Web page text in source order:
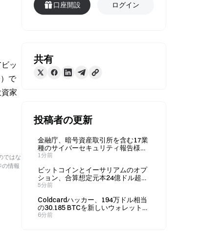
ッ
で
家
ではな
の情報
口座開設 ログイン
共有
投稿者の更新
金融庁、暗号資産取引所を含む17業
種のサイバーセキュリティ報告様式
を統一
1分前
ビットコインとイーサリアムのオプ
ション、合算想定元本24億ドル超が
満期に
5分前
Coldcardハッカー、194万ドル相当
の30.185 BTCを新しいウォレットに
移動し、休眠状態を終了
6分前